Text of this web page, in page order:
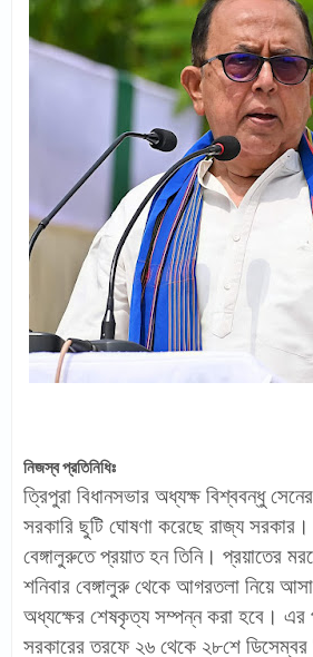
নিজস্ব প্রতিনিধিঃ
ত্রিপুরা বিধানসভার অধ্যক্ষ বিশ্ববন্ধু
সরকারি ছুটি ঘোষণা করেছে রাজ্য
বেঙ্গালুরুতে প্রয়াত হন তিনি। প্রয়াতের
শনিবার বেঙ্গালুরু থেকে আগরতলা নিয়ে
অধ্যক্ষের শেষকৃত্য সম্পন্ন করা হবে। এর
সরকারের তরফে ২৬ থেকে ২৮শে ডিসেম্বর